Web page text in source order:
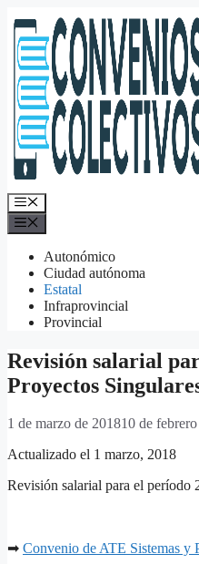
al
contenido
Menú
Autonómico
Ciudad autónoma
Estatal
Infraprovincial
Provincial
Revisión salarial
Proyectos
1 de marzo de 201810 de
Actualizado el 1 marzo, 2018
Revisión salarial para el período
➡ Convenio de ATE Sistemas y